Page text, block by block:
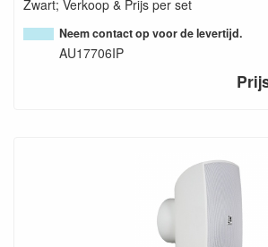
Zwart; Verkoop & Prijs per set
Neem contact op voor de levertijd.
AU17706IP